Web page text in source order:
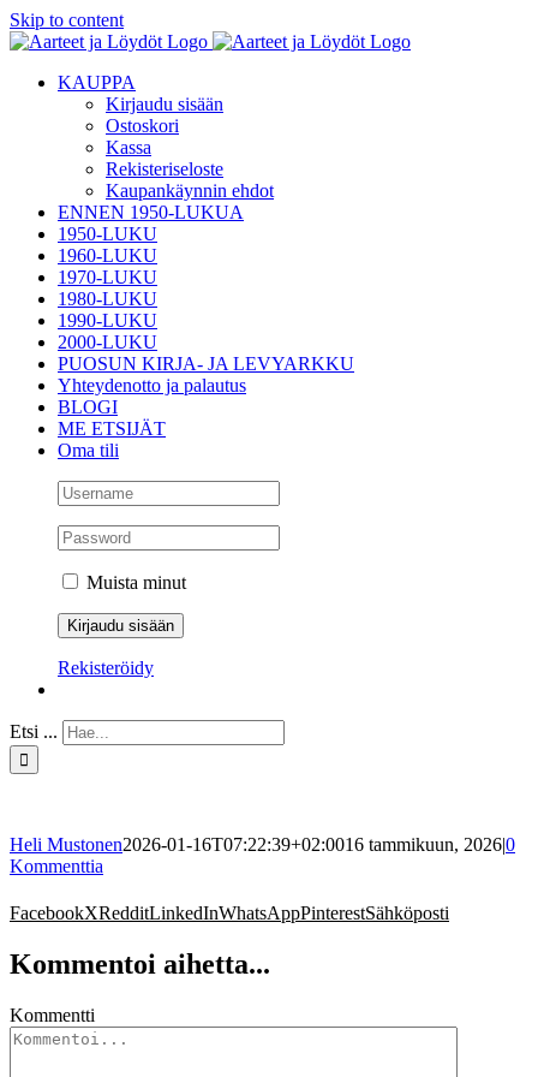
Skip to content
KAUPPA
Kirjaudu sisään
Ostoskori
Kassa
Rekisteriseloste
Kaupankäynnin ehdot
ENNEN 1950-LUKUA
1950-LUKU
1960-LUKU
1970-LUKU
1980-LUKU
1990-LUKU
2000-LUKU
PUOSUN KIRJA- JA LEVYARKKU
Yhteydenotto ja palautus
BLOGI
ME ETSIJÄT
Oma tili
Muista minut
Rekisteröidy
Etsi ...
Heli Mustonen2026-01-16T07:22:39+02:0016 tammikuun, 2026|0
Kommenttia
FacebookXRedditLinkedInWhatsAppPinterestSähköposti
Kommentoi aihetta...
Kommentti